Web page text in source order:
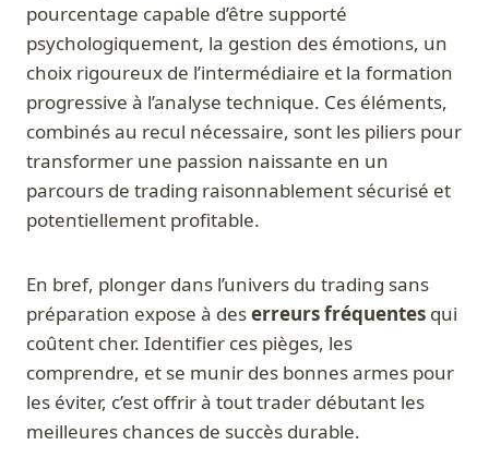
pourcentage capable d’être supporté
psychologiquement, la gestion des émotions, un
choix rigoureux de l’intermédiaire et la formation
progressive à l’analyse technique. Ces éléments,
combinés au recul nécessaire, sont les piliers pour
transformer une passion naissante en un
parcours de trading raisonnablement sécurisé et
potentiellement profitable.
En bref, plonger dans l’univers du trading sans
préparation expose à deserreurs fréquentes qui
coûtent cher. Identifier ces pièges, les
comprendre, et se munir des bonnes armes pour
les éviter, c’est offrir à tout trader débutant les
meilleures chances de succès durable.